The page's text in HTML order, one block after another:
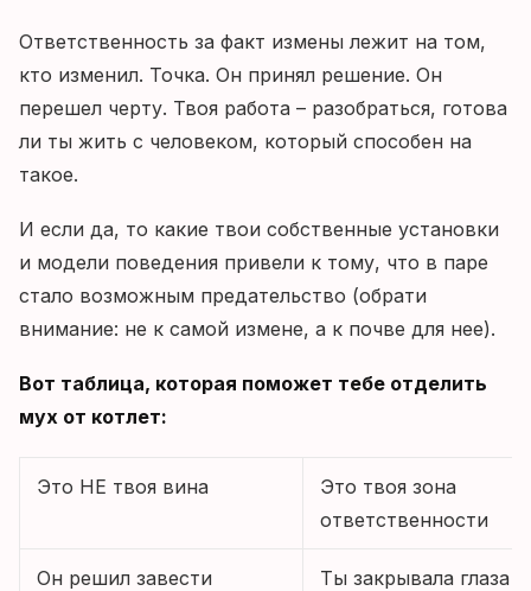
Ответственность за факт измены лежит на том,
кто изменил. Точка. Он принял решение. Он
перешел черту. Твоя работа – разобраться, готова
ли ты жить с человеком, который способен на
такое.
И если да, то какие твои собственные установки
и модели поведения привели к тому, что в паре
стало возможным предательство (обрати
внимание: не к самой измене, а к почве для нее).
Вот таблица, которая поможет тебе отделить
мух от котлет:
Это НЕ твоя вина
Это твоя зона
ответственности
Он решил завести
Ты закрывала глаза